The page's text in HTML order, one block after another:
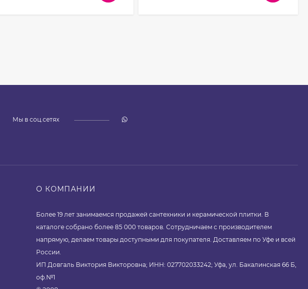
Мы в соц.сетях
О КОМПАНИИ
Более 19 лет занимаемся продажей сантехники и керамической плитки. В
каталоге собрано более 85 000 товаров. Сотрудничаем с производителем
напрямую, делаем товары доступными для покупателя. Доставляем по Уфе и всей
России.
ИП Довгаль Виктория Викторовна; ИНН: 027702033242; Уфа, ул. Бакалинская 66 Б,
оф.№1